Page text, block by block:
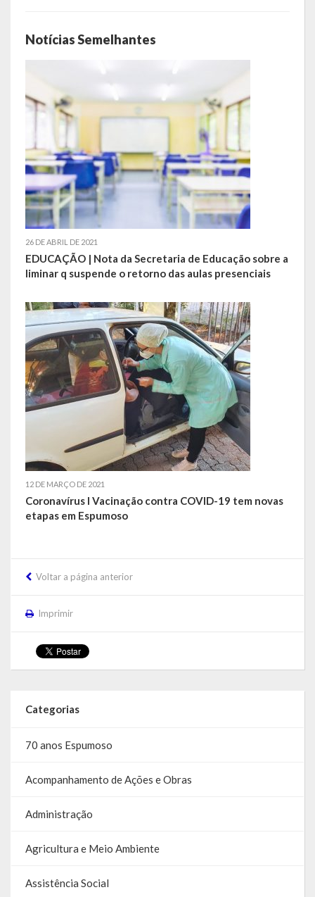
Calendário de Eventos
Vídeos
Publicações
Contratos | Atas | Aditivos
Editais de Licitação
Parcerias | Patrocínio | Fomento | Colaboração | Convênios
Orçamento Anual
Legislação
Portarias | Atos Administrativos
Aluno | Discente
Saneamento Básico
Execução do Orçamento
Gestão Fiscal
Prestação de Contas
Acesso à Informação
Portal da Transparência
SIC -Serviço de Informação do Cidadão
Folha de Pagamento
Notícias Semelhantes
26 DE ABRIL DE 2021
EDUCAÇÃO | Nota da Secretaria de Educação sobre a
liminar q suspende o retorno das aulas presenciais
12 DE MARÇO DE 2021
Coronavírus I Vacinação contra COVID-19 tem novas
etapas em Espumoso
Voltar a página anterior
Imprimir
Categorias
70 anos Espumoso
Acompanhamento de Ações e Obras
Administração
Agricultura e Meio Ambiente
Assistência Social